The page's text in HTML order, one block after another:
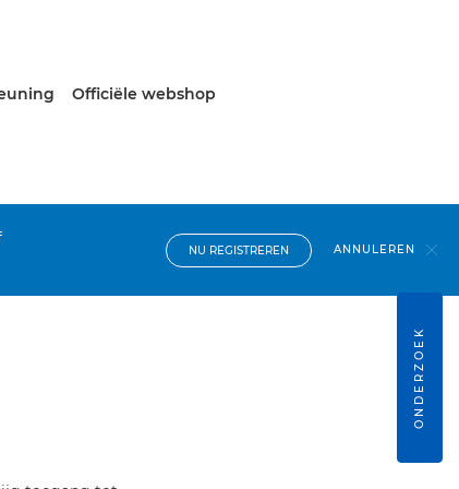
Officiële webshop
NU REGISTREREN ANNULEREN
ONDERZOEK